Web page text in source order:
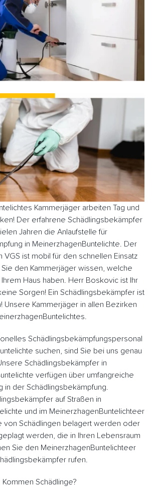
Kammerjäger arbeiten Tag und
Der erfahrene Schädlingsbekämpfer
Jahren die Anlaufstelle für
in MeinerzhagenBuntelichte. Der
VGS ist mobil für den schnellen Einsatz
den Kammerjäger wissen, welche
Haus haben. Herr Boskovic ist Ihr
Sorgen! Ein Schädlingsbekämpfer ist
Unsere Kammerjäger in allen Bezirken
Schädlingsbekämpfungspersonal
suchen, sind Sie bei uns genau
Schädlingsbekämpfer in
verfügen über umfangreiche
in der Schädlingsbekämpfung.
auf Straßen in
und im MeinerzhagenBuntelichteer
von Schädlingen belagert werden oder
werden, die in Ihren Lebensraum
Sie den MeinerzhagenBuntelichteer
rufen.
Kommen Schädlinge?